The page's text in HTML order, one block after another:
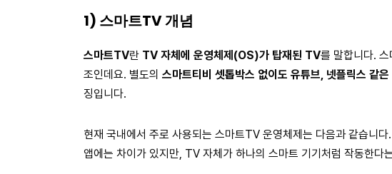
1) 스마트TV 개념
스마트TV란 TV 자체에 운영체제(OS)가 탑재된 TV를 말합니다.
조인데요. 별도의 스마트티비 셋톱박스 없이도 유튜브, 넷플릭스 같
징입니다.
현재 국내에서 주로 사용되는 스마트TV 운영체제는 다음과 같습니
앱에는 차이가 있지만, TV 자체가 하나의 스마트 기기처럼 작동한다